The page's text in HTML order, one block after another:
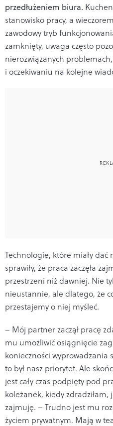
przedłużeniem biura.
stanowisko pracy, a
zawodowy tryb
zamknięty, uwaga często
nierozwiązanych
i oczekiwaniu na kolejne
Technologie, które miały dać
sprawiły, że praca zaczęła
przestrzeni niż dawniej. Nie
nieustannie, ale dlatego, że
przestajemy o niej myśleć.
– Mój partner zaczął pracę
mu umożliwić osiągnięcie
konieczności wyprowadzania
to był nasz priorytet. Ale
jest cały czas podpięty pod
koleżanek, kiedy
zajmuję. – Trudno jest mu
życiem prywatnym. Mają w